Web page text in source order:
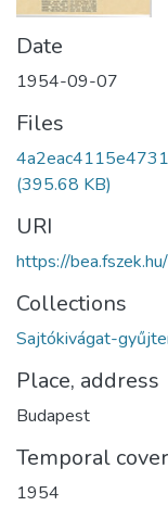
Date
1954-09-07
Files
(395.68 KB)
URI
https://
Collections
Sajtókivágat-
Place, address
Budapest
Temporal
1954